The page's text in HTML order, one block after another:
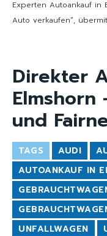
Experten Autoankauf in
Auto verkaufen“,
Direkter
Elmshorn
und
TAGS AUDI
AUTOANKAUF IN
UNFALLWAGEN